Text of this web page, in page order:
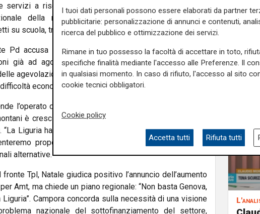
servizi a rischio. “I 32 comuni non parteciperanno alla
della montagna da 200 milioni”, ha spiegato,
su scuola, trasporti e sanità nei territori dell’entroterra.
Pd accusa Regione e Governo di aver perso tempo:
già ad agosto, ma la Giunta è rimasta in silenzio”.
agevolazioni fiscali e dei contributi nazionali rischia di
economiche.
l’operato della maggioranza, ricordando che il numero
è cresciuto a livello nazionale e che sono in corso
Liguria ha una particolarità, la verticalità del territorio,
proposte per evitare penalizzazioni”, ha detto,
alternative.
fronte Tpl, Natale giudica positivo l’annuncio dell’aumento
Amt, ma chiede un piano regionale: “Non basta Genova,
Campora concorda sulla necessità di una visione
nazionale del sottofinanziamento del settore,
I tuoi dati personali possono essere elaborati da partner
pubblicitarie: personalizzazione di annunci e contenuti,
ricerca del pubblico e ottimizzazione dei servizi.
Rimane in tuo possesso la facoltà di accettare in toto,
specifiche finalità mediante l'accesso alle Preferenze. Il
in qualsiasi momento. In caso di rifiuto, l'accesso al sito
cookie tecnici obbligatori.
Cookie policy
Accetta tutti Rifiuta tutti